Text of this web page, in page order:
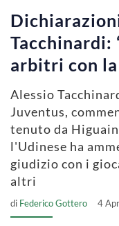
Tacchinardi:
arbitri con la
Alessio
Juventus,
tenuto da
l'Udinese ha
giudizio con i
altri
di Federico Gottero 4